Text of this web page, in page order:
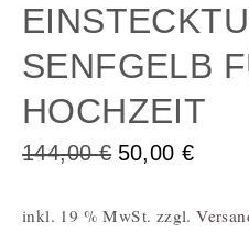
SENFGELB
HOCHZEIT
144,00€ 50,00€
inkl. 19 % MwSt. zzgl.